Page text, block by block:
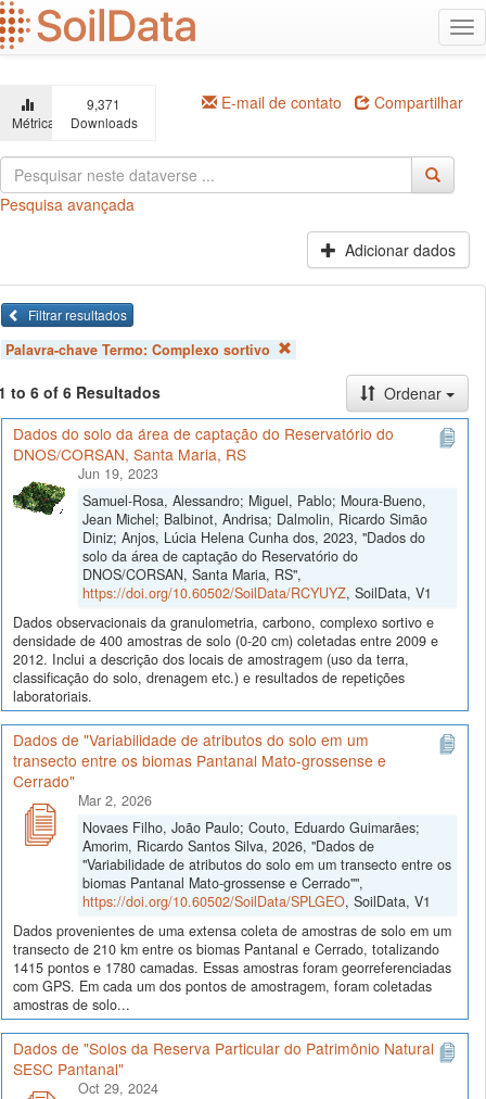
Ir
para
o
principal
Métricas
9,371
Downloads
E-mail de contato Compartilhar
Pesquisa avançada
Adicionar dados
Filtrar resultados
Palavra-chave Termo: Complexo sortivo
to 6 of 6 Resultados
Ordenar
Dados do solo da área de captação do Reservatório do
DNOS/CORSAN, Santa Maria, RS
Jun 19, 2023
Samuel-Rosa, Alessandro; Miguel, Pablo; Moura-Bueno,
Jean Michel; Balbinot, Andrisa; Dalmolin, Ricardo Simão
Diniz; Anjos, Lúcia Helena Cunha dos, 2023, "Dados do
solo da área de captação do Reservatório do
DNOS/CORSAN, Santa Maria, RS",
https://doi.org/10.60502/SoilData/RCYUYZ, SoilData, V1
Dados observacionais da granulometria, carbono, complexo sortivo e
densidade de 400 amostras de solo (0-20 cm) coletadas entre 2009 e
2012. Inclui a descrição dos locais de amostragem (uso da terra,
classificação do solo, drenagem etc.) e resultados de repetições
laboratoriais.
Dados de "Variabilidade de atributos do solo em um
transecto entre os biomas Pantanal Mato-grossense e
Cerrado"
Mar 2, 2026
Novaes Filho, João Paulo; Couto, Eduardo Guimarães;
Amorim, Ricardo Santos Silva, 2026, "Dados de
"Variabilidade de atributos do solo em um transecto entre os
biomas Pantanal Mato-grossense e Cerrado"",
https://doi.org/10.60502/SoilData/SPLGEO, SoilData, V1
Dados provenientes de uma extensa coleta de amostras de solo em um
transecto de 210 km entre os biomas Pantanal e Cerrado, totalizando
1415 pontos e 1780 camadas. Essas amostras foram georreferenciadas
com GPS. Em cada um dos pontos de amostragem, foram coletadas
amostras de solo...
Dados de "Solos da Reserva Particular do Patrimônio Natural
SESC Pantanal"
Oct 29, 2024